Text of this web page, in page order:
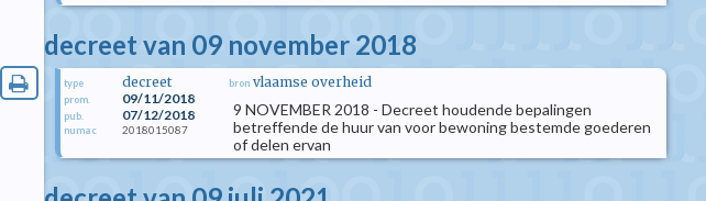
decreet van 09 november 2018
type decreet
prom. 09/11/2018
pub. 07/12/2018
numac 2018015087
bron vlaamse overheid
9 NOVEMBER 2018 - Decreet houdende bepalingen
betreffende de huur van voor bewoning bestemde goederen
of delen ervan